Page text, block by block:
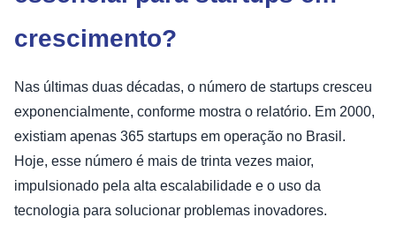
crescimento?
Nas últimas duas décadas, o número de startups cresceu
exponencialmente, conforme mostra o relatório. Em 2000,
existiam apenas 365 startups em operação no Brasil.
Hoje, esse número é mais de trinta vezes maior,
impulsionado pela alta escalabilidade e o uso da
tecnologia para solucionar problemas inovadores.